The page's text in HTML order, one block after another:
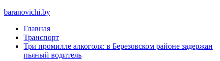
baranovichi.by
Главная
Транспорт
Три промилле алкоголя: в Березовском районе задержан
пьяный водитель